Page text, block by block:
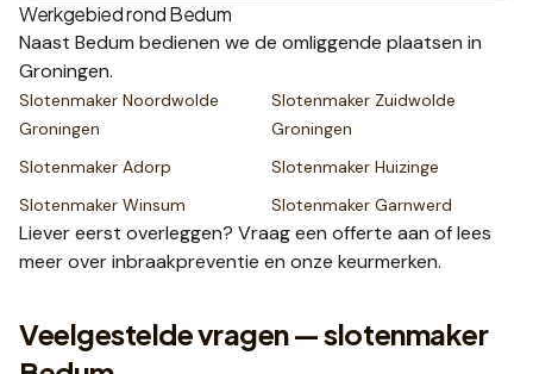
Werkgebied rondBedum
Naast Bedum bedienen we de omliggende plaatsen in
Groningen.
Slotenmaker Noordwolde
Groningen
Slotenmaker Zuidwolde
Groningen
Slotenmaker Adorp Slotenmaker Huizinge
Slotenmaker Winsum Slotenmaker Garnwerd
Liever eerst overleggen? Vraag een offerte aan of lees
meer overinbraakpreventie en onze keurmerken.
Veelgestelde vragen — slotenmaker